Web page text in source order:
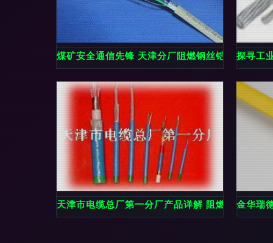
煤矿安全通信先锋 天津分厂阻燃钢丝铠装通信电
探寻工
天津市电缆总厂第一分厂产品详解 阻燃电缆与特
金华瑞